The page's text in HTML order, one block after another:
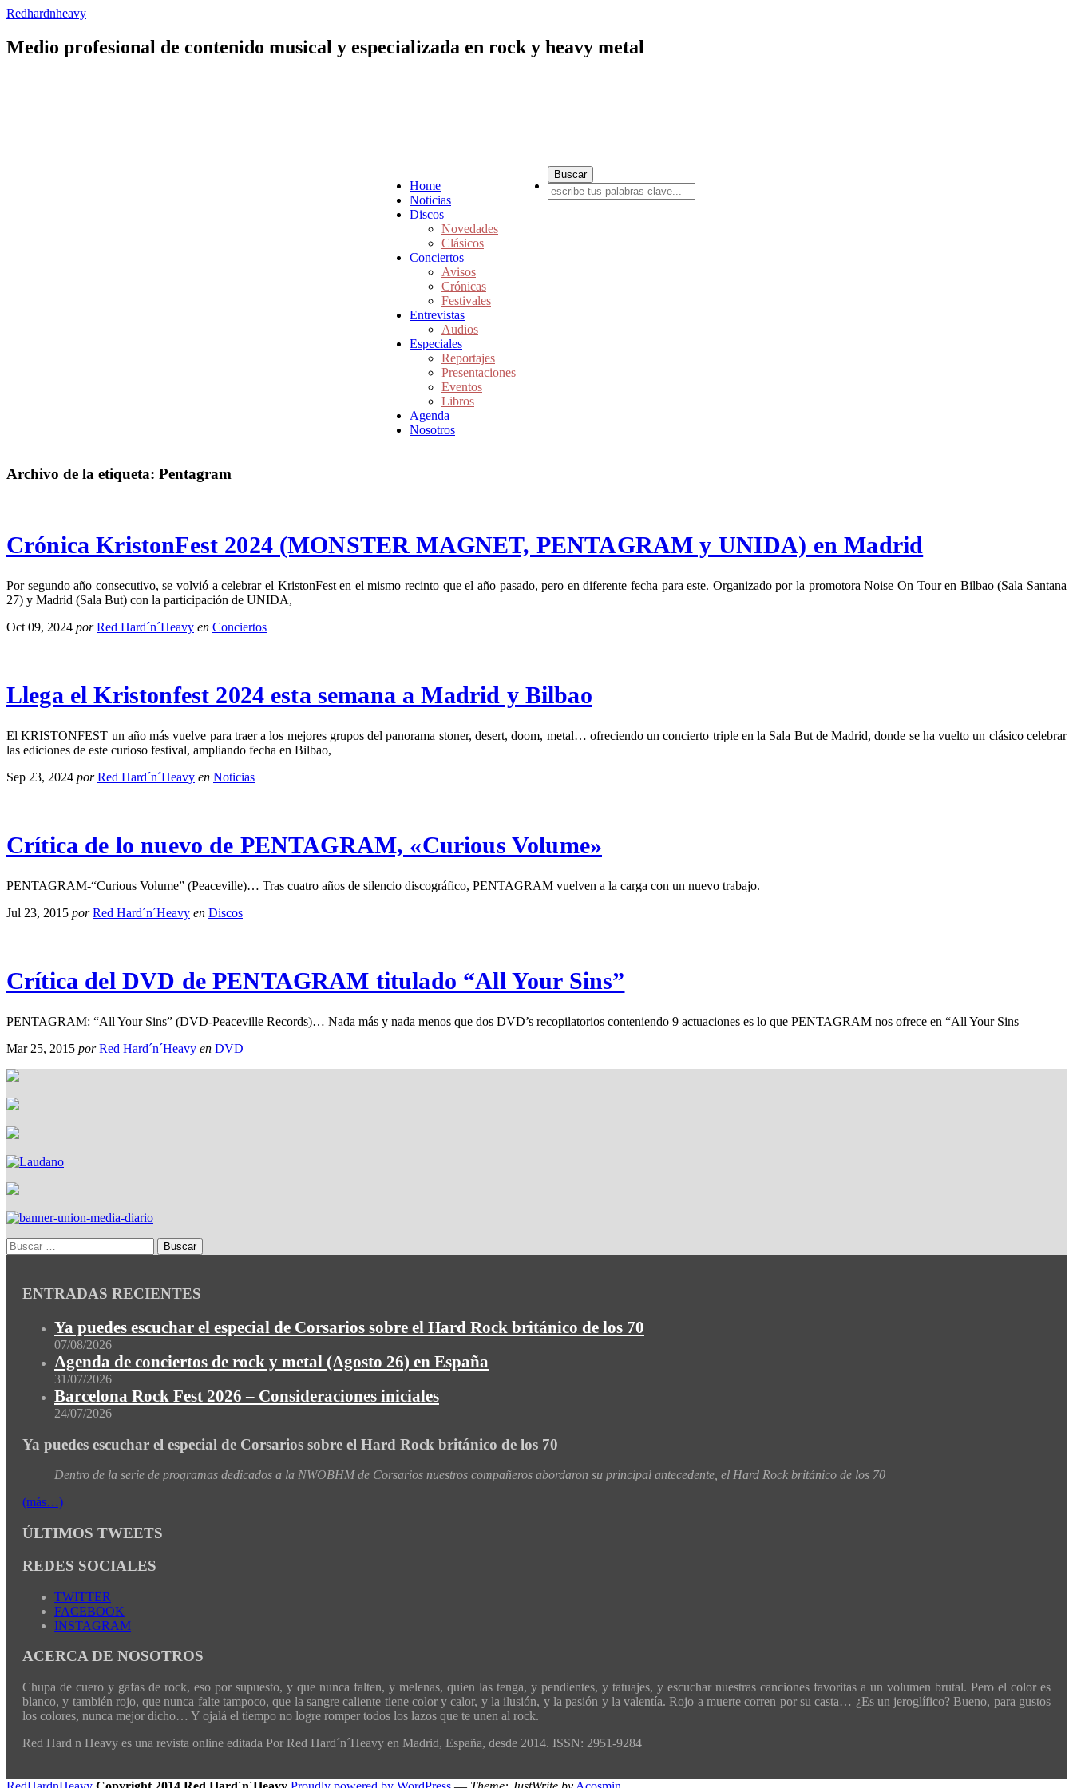
Redhardnheavy
Medio profesional de contenido musical y especializada en rock y heavy metal
Home
Noticias
Discos
Novedades
Clásicos
Conciertos
Avisos
Crónicas
Festivales
Entrevistas
Audios
Especiales
Reportajes
Presentaciones
Eventos
Libros
Agenda
Nosotros
Archivo de la etiqueta: Pentagram
Crónica KristonFest 2024 (MONSTER MAGNET, PENTAGRAM y UNIDA) en Madrid
Por segundo año consecutivo, se volvió a celebrar el KristonFest en el mismo recinto que el año pasado, pero en diferente fecha para este. Organizado por la promotora Noise On Tour en Bilbao (Sala Santana
27) y Madrid (Sala But) con la participación de UNIDA,
Oct 09, 2024 por Red Hard´n´Heavy en Conciertos
Llega el Kristonfest 2024 esta semana a Madrid y Bilbao
El KRISTONFEST un año más vuelve para traer a los mejores grupos del panorama stoner, desert, doom, metal… ofreciendo un concierto triple en la Sala But de Madrid, donde se ha vuelto un clásico celebrar
las ediciones de este curioso festival, ampliando fecha en Bilbao,
Sep 23, 2024 por Red Hard´n´Heavy en Noticias
Crítica de lo nuevo de PENTAGRAM, «Curious Volume»
PENTAGRAM-“Curious Volume” (Peaceville)… Tras cuatro años de silencio discográfico, PENTAGRAM vuelven a la carga con un nuevo trabajo.
Jul 23, 2015 por Red Hard´n´Heavy en Discos
Crítica del DVD de PENTAGRAM titulado “All Your Sins”
PENTAGRAM: “All Your Sins” (DVD-Peaceville Records)… Nada más y nada menos que dos DVD’s recopilatorios conteniendo 9 actuaciones es lo que PENTAGRAM nos ofrece en “All Your Sins
Mar 25, 2015 por Red Hard´n´Heavy en DVD
ENTRADAS RECIENTES
Ya puedes escuchar el especial de Corsarios sobre el Hard Rock británico de los 70
07/08/2026
Agenda de conciertos de rock y metal (Agosto 26) en España
31/07/2026
Barcelona Rock Fest 2026 – Consideraciones iniciales
24/07/2026
Ya puedes escuchar el especial de Corsarios sobre el Hard Rock británico de los 70
Dentro de la serie de programas dedicados a la NWOBHM de Corsarios nuestros compañeros abordaron su principal antecedente, el Hard Rock británico de los 70
(más…)
ÚLTIMOS TWEETS
REDES SOCIALES
TWITTER
FACEBOOK
INSTAGRAM
ACERCA DE NOSOTROS
Chupa de cuero y gafas de rock, eso por supuesto, y que nunca falten, y melenas, quien las tenga, y pendientes, y tatuajes, y escuchar nuestras canciones favoritas a un volumen brutal. Pero el color es
blanco, y también rojo, que nunca falte tampoco, que la sangre caliente tiene color y calor, y la ilusión, y la pasión y la valentía. Rojo a muerte corren por su casta… ¿Es un jeroglífico? Bueno, para gustos
los colores, nunca mejor dicho… Y ojalá el tiempo no logre romper todos los lazos que te unen al rock.
Red Hard n Heavy es una revista online editada Por Red Hard´n´Heavy en Madrid, España, desde 2014. ISSN: 2951-9284